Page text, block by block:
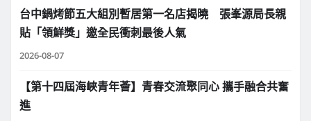
台中鍋烤節五大組別暫居第一名店揭曉 張峯源局長親
貼「領鮮獎」邀全民衝刺最後人氣
2026-08-07
【第十四屆海峽青年薈】青春交流聚同心 攜手融合共奮
進